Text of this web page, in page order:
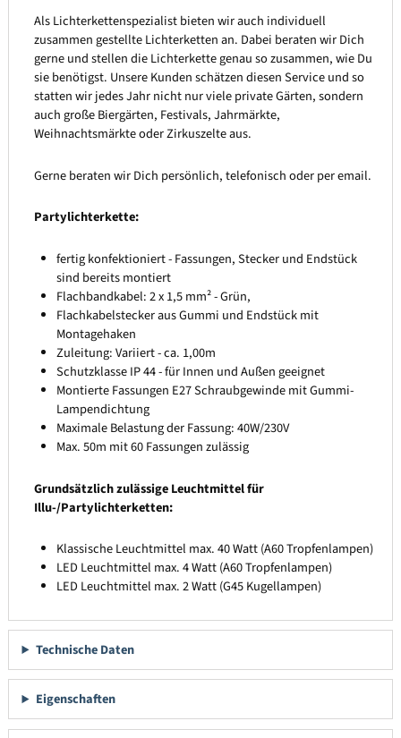
Als Lichterkettenspezialist bieten wir auch individuell
zusammen gestellte Lichterketten an. Dabei beraten wir Dich
gerne und stellen die Lichterkette genau so zusammen, wie Du
sie benötigst. Unsere Kunden schätzen diesen Service und so
statten wir jedes Jahr nicht nur viele private Gärten, sondern
auch große Biergärten, Festivals, Jahrmärkte,
Weihnachtsmärkte oder Zirkuszelte aus.
Gerne beraten wir Dich persönlich, telefonisch oder per email.
Partylichterkette:
fertig konfektioniert - Fassungen, Stecker und Endstück
sind bereits montiert
Flachbandkabel: 2 x 1,5 mm² - Grün,
Flachkabelstecker aus Gummi und Endstück mit
Montagehaken
Zuleitung: Variiert - ca. 1,00m
Schutzklasse IP 44 - für Innen und Außen geeignet
Montierte Fassungen E27 Schraubgewinde mit Gummi-
Lampendichtung
Maximale Belastung der Fassung: 40W/230V
Max. 50m mit 60 Fassungen zulässig
Grundsätzlich zulässige Leuchtmittel für
Illu-/Partylichterketten:
Klassische Leuchtmittel max. 40 Watt (A60 Tropfenlampen)
LED Leuchtmittel max. 4 Watt (A60 Tropfenlampen)
LED Leuchtmittel max. 2 Watt (G45 Kugellampen)
Technische Daten
Eigenschaften